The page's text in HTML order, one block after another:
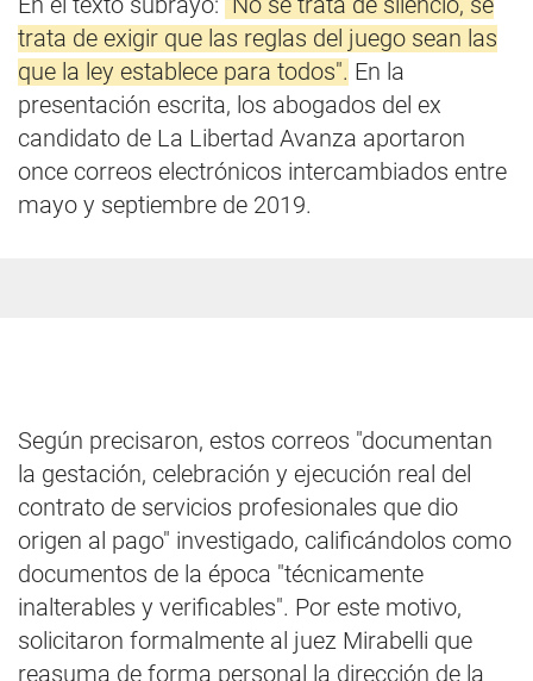
trata de exigir que las reglas del juego sean las
que la ley establece para todos". En la
presentación escrita, los abogados del ex
candidato de La Libertad Avanza aportaron
once correos electrónicos intercambiados entre
mayo y septiembre de 2019.
Según precisaron, estos correos "documentan
la gestación, celebración y ejecución real del
contrato de servicios profesionales que dio
origen al pago" investigado, calificándolos como
documentos de la época "técnicamente
inalterables y verificables". Por este motivo,
solicitaron formalmente al juez Mirabelli que
reasuma de forma personal la dirección de la